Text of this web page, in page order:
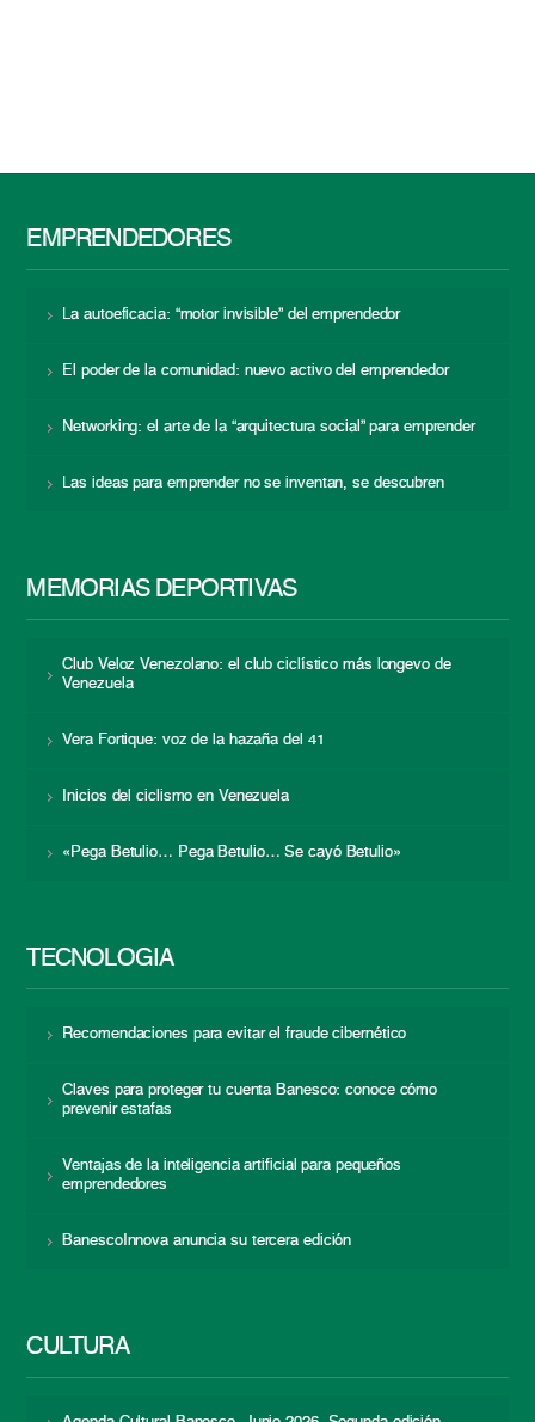
EMPRENDEDORES
La autoeficacia: “motor invisible” del emprendedor
El poder de la comunidad: nuevo activo del emprendedor
Networking: el arte de la “arquitectura social” para emprender
Las ideas para emprender no se inventan, se descubren
MEMORIAS DEPORTIVAS
Club Veloz Venezolano: el club ciclístico más longevo de
Venezuela
Vera Fortique: voz de la hazaña del 41
Inicios del ciclismo en Venezuela
«Pega Betulio… Pega Betulio… Se cayó Betulio»
TECNOLOGÍA
Recomendaciones para evitar el fraude cibernético
Claves para proteger tu cuenta Banesco: conoce cómo
prevenir estafas
Ventajas de la inteligencia artificial para pequeños
emprendedores
BanescoInnova anuncia su tercera edición
CULTURA